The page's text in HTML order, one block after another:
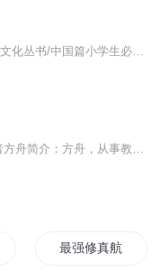
最强修真航少